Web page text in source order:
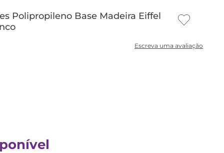
Polipropileno Base Madeira Eiffel